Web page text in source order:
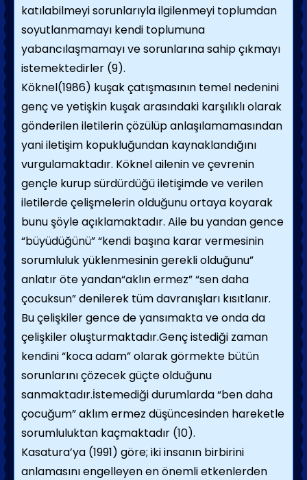
katılabilmeyi sorunlarıyla ilgilenmeyi toplumdan
soyutlanmamayı kendi toplumuna
yabancılaşmamayı ve sorunlarına sahip çıkmayı
istemektedirler (9).
Köknel(1986) kuşak çatışmasının temel nedenini
genç ve yetişkin kuşak arasındaki karşılıklı olarak
gönderilen iletilerin çözülüp anlaşılamamasından
yani iletişim kopukluğundan kaynaklandığını
vurgulamaktadır. Köknel ailenin ve çevrenin
gençle kurup sürdürdüğü iletişimde ve verilen
iletilerde çelişmelerin olduğunu ortaya koyarak
bunu şöyle açıklamaktadır. Aile bu yandan gence
“büyüdüğünü” “kendi başına karar vermesinin
sorumluluk yüklenmesinin gerekli olduğunu”
anlatır öte yandan“aklın ermez” “sen daha
çocuksun” denilerek tüm davranışları kısıtlanır.
Bu çelişkiler gence de yansımakta ve onda da
çelişkiler oluşturmaktadır.Genç istediği zaman
kendini “koca adam” olarak görmekte bütün
sorunlarını çözecek güçte olduğunu
sanmaktadır.İstemediği durumlarda “ben daha
çocuğum” aklım ermez düşüncesinden hareketle
sorumluluktan kaçmaktadır (10).
Kasatura’ya (1991) göre; iki insanın birbirini
anlamasını engelleyen en önemli etkenlerden